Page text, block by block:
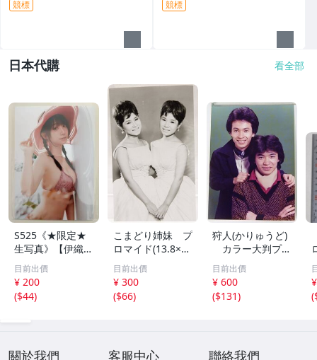
競標 競標
日本代購 看全部
S525《★限定★
生写真》【伊織も
え】ビッグコミッ
クスピリッツ 202
6年8月3日号 ★セ
ブンネット限定特
目前出價
¥ 200
($44)
こまどり姉妹 プ
ロマイド(13.8×8.
5cm) 1枚●bn.4
6
目前出價
¥ 300
($66)
狩人(かりゅうど)
カラー大判プロ
マイド(18×13cm)
1枚●bn.48
目前出價
¥ 600
($131)
(
關於我們 客服中心 聯絡我們